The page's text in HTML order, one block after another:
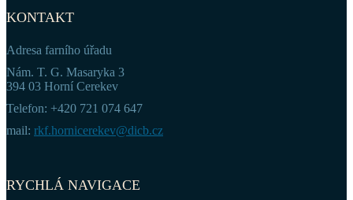
KONTAKT
Adresa farního úřadu
Nám. T. G. Masaryka 3
394 03 Horní Cerekev
Telefon: +420 721 074 647
mail: rkf.hornicerekev@dicb.cz
RYCHLÁ NAVIGACE